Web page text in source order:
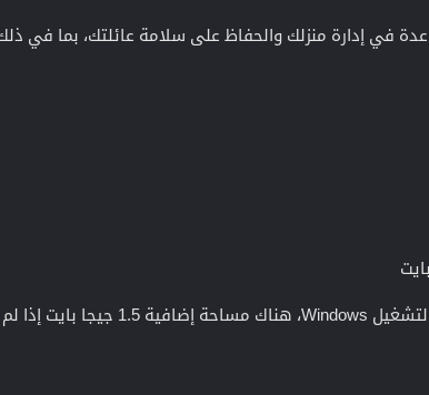
في إدارة منزلك والحفاظ على سلامة عائلتك، بما في ذلك